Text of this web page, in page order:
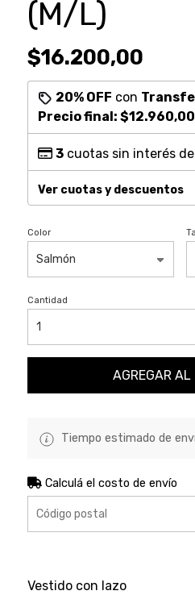
(M/L)
$16.200,00
20% OFF con
Precio final: $12.960,00
3cuotas sin interés de
Ver cuotas y descuentos
Color
Cantidad
AGREGAR AL
Tiempo estimado de
Calculá el costo de envío
Vestido con lazo